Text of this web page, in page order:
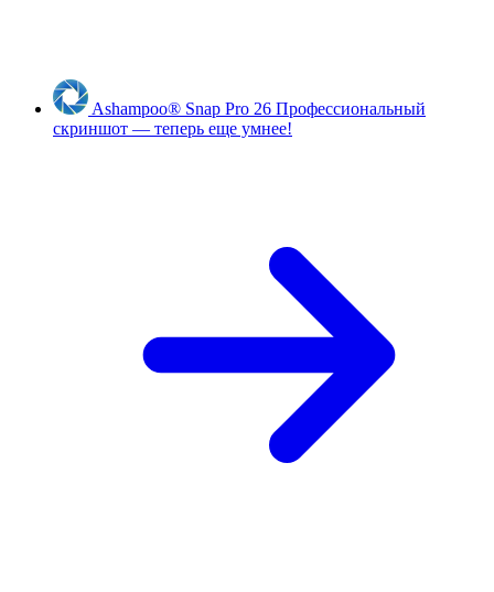
Ashampoo® Snap Pro 26 Профессиональный
скриншот — теперь еще умнее!